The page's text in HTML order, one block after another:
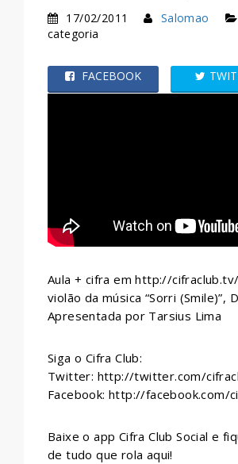
17/02/2011 Salomao
categoria
FACEBOOK
Aula + cifra em http://
violão da música “Sorri (Smile)”,
Apresentada por Tarsius Lima
Siga o Cifra Club:
Twitter: http://twitter.com/
Facebook: http://facebook.com/
Baixe o app Cifra Club Social e
de tudo que rola aqui!